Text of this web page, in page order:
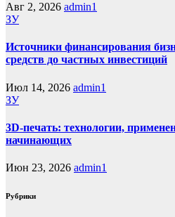
Авг 2, 2026 admin1
ЗУ
Источники финансирования
средств до частных инвестиций
Июл 14, 2026 admin1
ЗУ
3D-печать: технологии,
начинающих
Июн 23, 2026 admin1
Рубрики